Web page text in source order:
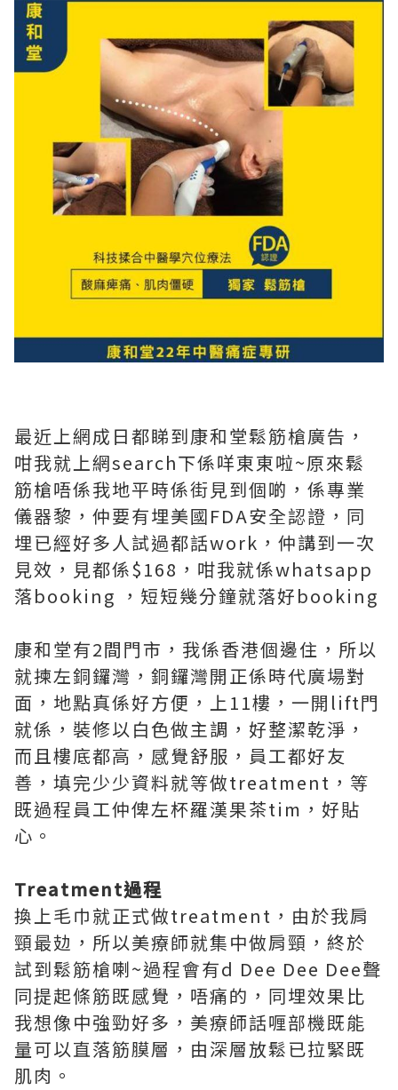
最近上網成日都睇到康和堂鬆筋槍廣告，
咁我就上網search下係咩東東啦~原來鬆
筋槍唔係我地平時係街見到個啲，係專業
儀器黎，仲要有埋美國FDA安全認證，同
埋已經好多人試過都話work，仲講到一次
見效，見都係$168，咁我就係whatsapp
落booking ，短短幾分鐘就落好booking
康和堂有2間門市，我係香港個邊住，所以
就揀左銅鑼灣，銅鑼灣開正係時代廣場對
面，地點真係好方便，上11樓，一開lift門
就係，裝修以白色做主調，好整潔乾淨，
而且樓底都高，感覺舒服，員工都好友
善，填完少少資料就等做treatment，等
既過程員工仲俾左杯羅漢果茶tim，好貼
心。
Treatment過程
換上毛巾就正式做treatment，由於我肩
頸最攰，所以美療師就集中做肩頸，終於
試到鬆筋槍喇~過程會有d Dee Dee Dee聲
同提起條筋既感覺，唔痛的，同埋效果比
我想像中強勁好多，美療師話喱部機既能
量可以直落筋膜層，由深層放鬆已拉緊既
肌肉。